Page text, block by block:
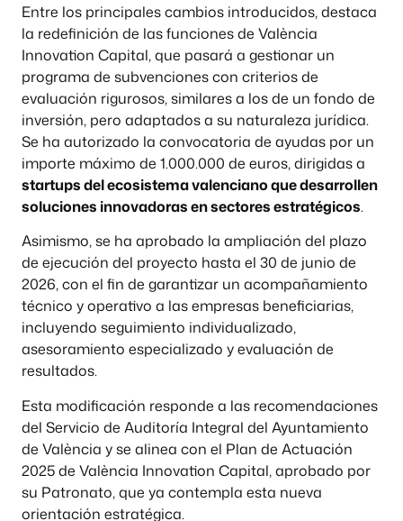
Entre los principales cambios introducidos, destaca
la redefinición de las funciones de València
Innovation Capital, que pasará a gestionar un
programa de subvenciones con criterios de
evaluación rigurosos, similares a los de un fondo de
inversión, pero adaptados a su naturaleza jurídica.
Se ha autorizado la convocatoria de ayudas por un
importe máximo de 1.000.000 de euros, dirigidas a
startups del ecosistema valenciano que desarrollen
soluciones innovadoras en sectores estratégicos.
Asimismo, se ha aprobado la ampliación del plazo
de ejecución del proyecto hasta el 30 de junio de
2026, con el fin de garantizar un acompañamiento
técnico y operativo a las empresas beneficiarias,
incluyendo seguimiento individualizado,
asesoramiento especializado y evaluación de
resultados.
Esta modificación responde a las recomendaciones
del Servicio de Auditoría Integral del Ayuntamiento
de València y se alinea con el Plan de Actuación
2025 de València Innovation Capital, aprobado por
su Patronato, que ya contempla esta nueva
orientación estratégica.